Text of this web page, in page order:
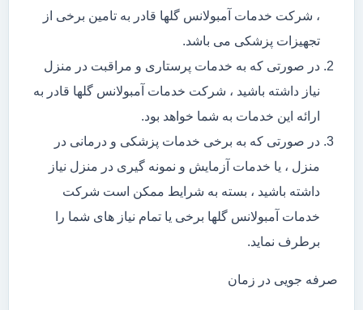
، شرکت خدمات آمبولانس گلها قادر به تامین برخی از
تجهیزات پزشکی می باشد.
در صورتی که به خدمات پرستاری و مراقبت در منزل
نیاز داشته باشید ، شرکت خدمات آمبولانس گلها قادر به
ارائه این خدمات به شما خواهد بود.
در صورتی که به برخی خدمات پزشکی و درمانی در
منزل ، یا خدمات آزمایش و نمونه گیری در منزل نیاز
داشته باشید ، بسته به شرایط ممکن است شرکت
خدمات آمبولانس گلها برخی یا تمام نیاز های شما را
برطرف نماید.
صرفه جویی در زمان